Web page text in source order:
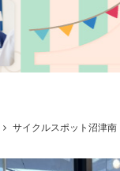
サイクルスポット沼津南